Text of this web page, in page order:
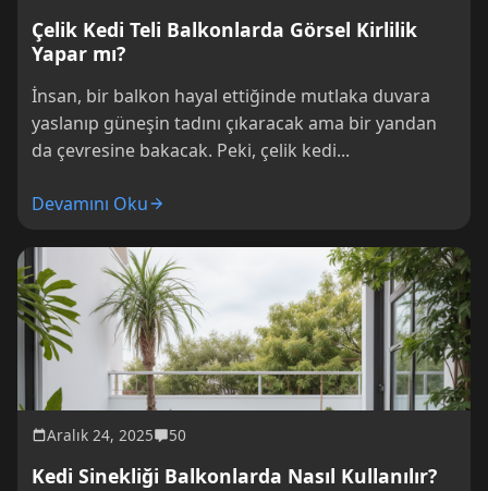
Çelik Kedi Teli Balkonlarda Görsel Kirlilik
Yapar mı?
İnsan, bir balkon hayal ettiğinde mutlaka duvara
yaslanıp güneşin tadını çıkaracak ama bir yandan
da çevresine bakacak. Peki, çelik kedi...
Devamını Oku
Aralık 24, 2025 50
Kedi Sinekliği Balkonlarda Nasıl Kullanılır?